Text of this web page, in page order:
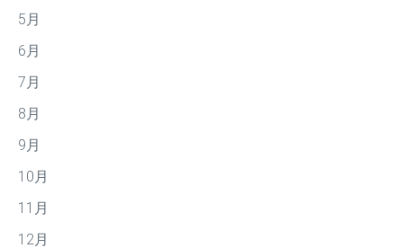
5月
6月
7月
8月
9月
10月
11月
12月